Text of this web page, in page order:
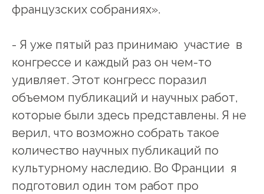
французских собраниях».
- Я уже пятый раз принимаю участие в
конгрессе и каждый раз он чем-то
удивляет. Этот конгресс поразил
объемом публикаций и научных работ,
которые были здесь представлены. Я не
верил, что возможно собрать такое
количество научных публикаций по
культурному наследию. Во Франции я
подготовил один том работ про